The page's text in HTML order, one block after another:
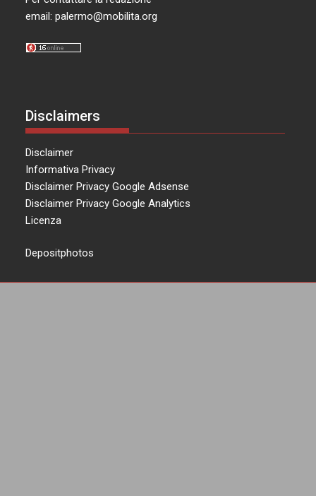
email:palermo@mobilita.org
Disclaimers
Disclaimer
Informativa Privacy
Disclaimer Privacy Google Adsense
Disclaimer Privacy Google Analytics
Licenza
Depositphotos